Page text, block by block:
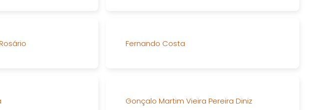
Fernando Costa
Gonçalo Martim Vieira Pereira Diniz